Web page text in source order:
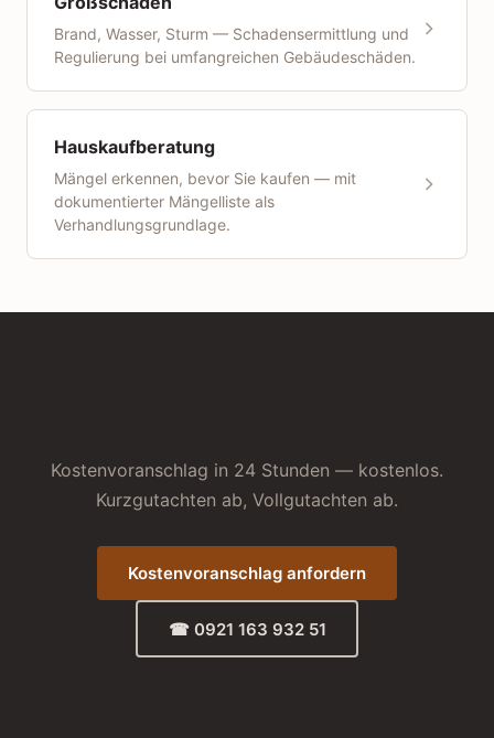
Brand, Wasser, Sturm — Schadensermittlung und
Regulierung bei umfangreichen Gebäudeschäden.
Hauskaufberatung
Mängel erkennen, bevor Sie kaufen — mit
dokumentierter Mängelliste als
Verhandlungsgrundlage.
Kostenvoranschlag in 24 Stunden — kostenlos.
Kurzgutachten ab, Vollgutachten ab.
Kostenvoranschlag anfordern
☎ 0921 163 932 51